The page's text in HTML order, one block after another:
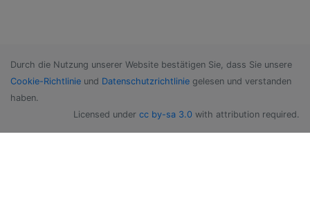
Durch die Nutzung unserer Website bestätigen Sie, dass Sie unsere
Cookie-Richtlinie und Datenschutzrichtlinie gelesen und verstanden
haben.
Licensed under cc by-sa 3.0 with attribution required.